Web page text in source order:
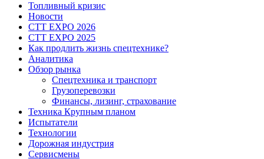
Топливный кризис
Новости
CTT EXPO 2026
CTT EXPO 2025
Как продлить жизнь спецтехнике?
Аналитика
Обзор рынка
Спецтехника и транспорт
Грузоперевозки
Финансы, лизинг, страхование
Техника Крупным планом
Испытатели
Технологии
Дорожная индустрия
Сервисмены